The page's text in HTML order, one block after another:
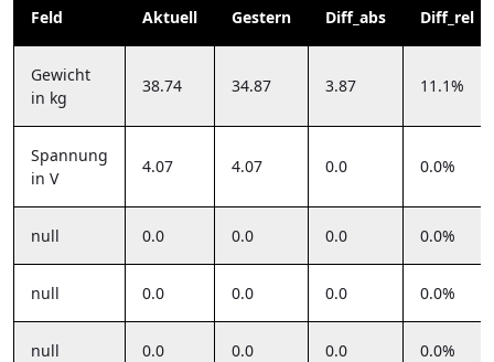
Feld Aktuell Gestern Diff_abs Diff_rel
Gewicht
in kg
38.74 34.87 3.87 11.1%
Spannung
in V
4.07 4.07 0.0 0.0%
null 0.0 0.0 0.0 0.0%
null 0.0 0.0 0.0 0.0%
null 0.0 0.0 0.0 0.0%